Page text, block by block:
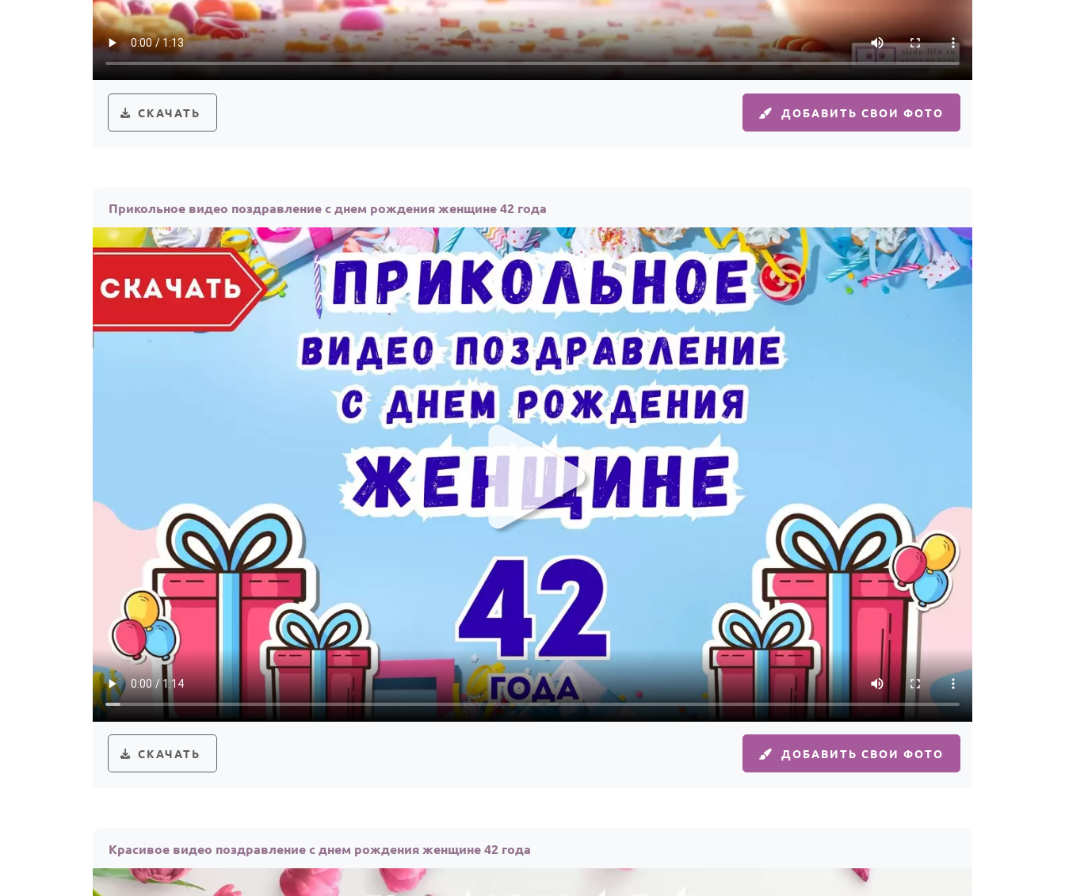
СКАЧАТЬ ДОБАВИТЬ СВОИ ФОТО
Прикольное видео поздравление с днем рождения женщине 42 года
СКАЧАТЬ ДОБАВИТЬ СВОИ ФОТО
Красивое видео поздравление с днем рождения женщине 42 года